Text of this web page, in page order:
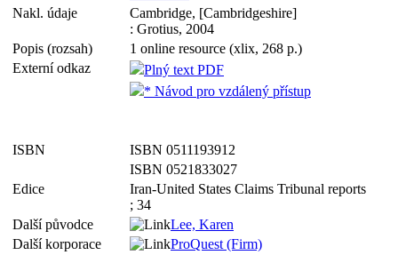
Nakl. údaje
Cambridge, [Cambridgeshire]
: Grotius, 2004
Popis (rozsah)
1 online resource (xlix, 268 p.)
Externí odkaz
Plný text PDF
* Návod pro vzdálený přístup
ISBN
ISBN 0511193912
ISBN 0521833027
Edice
Iran-United States Claims Tribunal reports
; 34
Další původce
Lee, Karen
Další korporace
ProQuest (Firm)